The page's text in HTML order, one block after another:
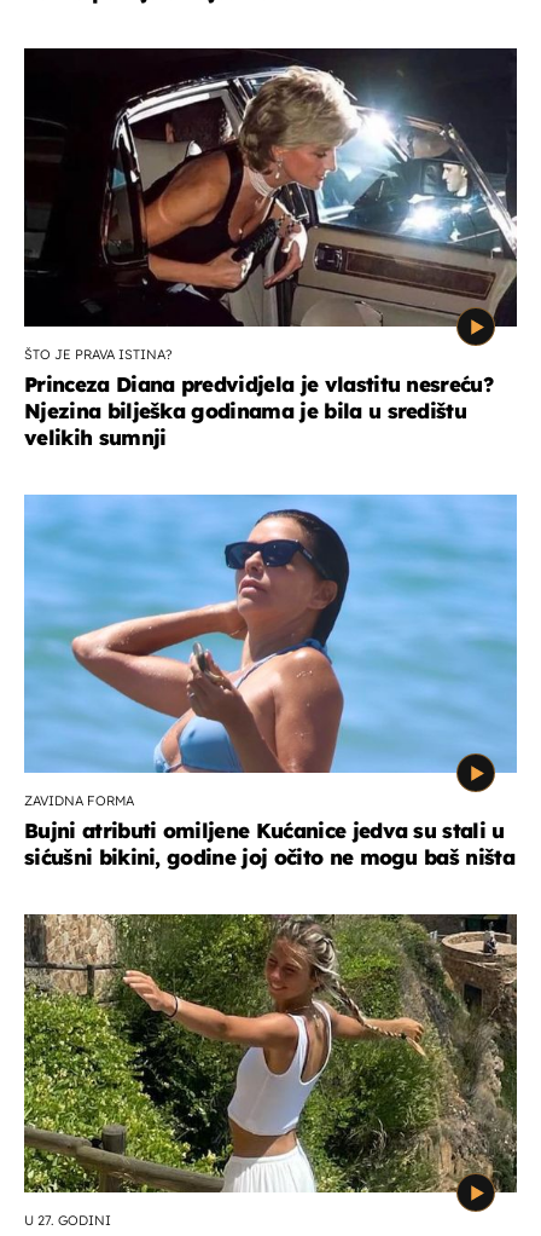
ŠTO JE PRAVA ISTINA?
Princeza Diana predvidjela je vlastitu nesreću?
Njezina bilješka godinama je bila u središtu
velikih sumnji
ZAVIDNA FORMA
Bujni atributi omiljene Kućanice jedva su stali u
sićušni bikini, godine joj očito ne mogu baš ništa
U 27. GODINI